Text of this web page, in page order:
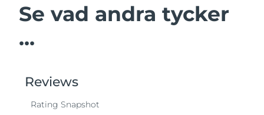
Se vad andra tycker
...